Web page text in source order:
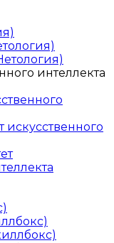
интеллекта
искусственного